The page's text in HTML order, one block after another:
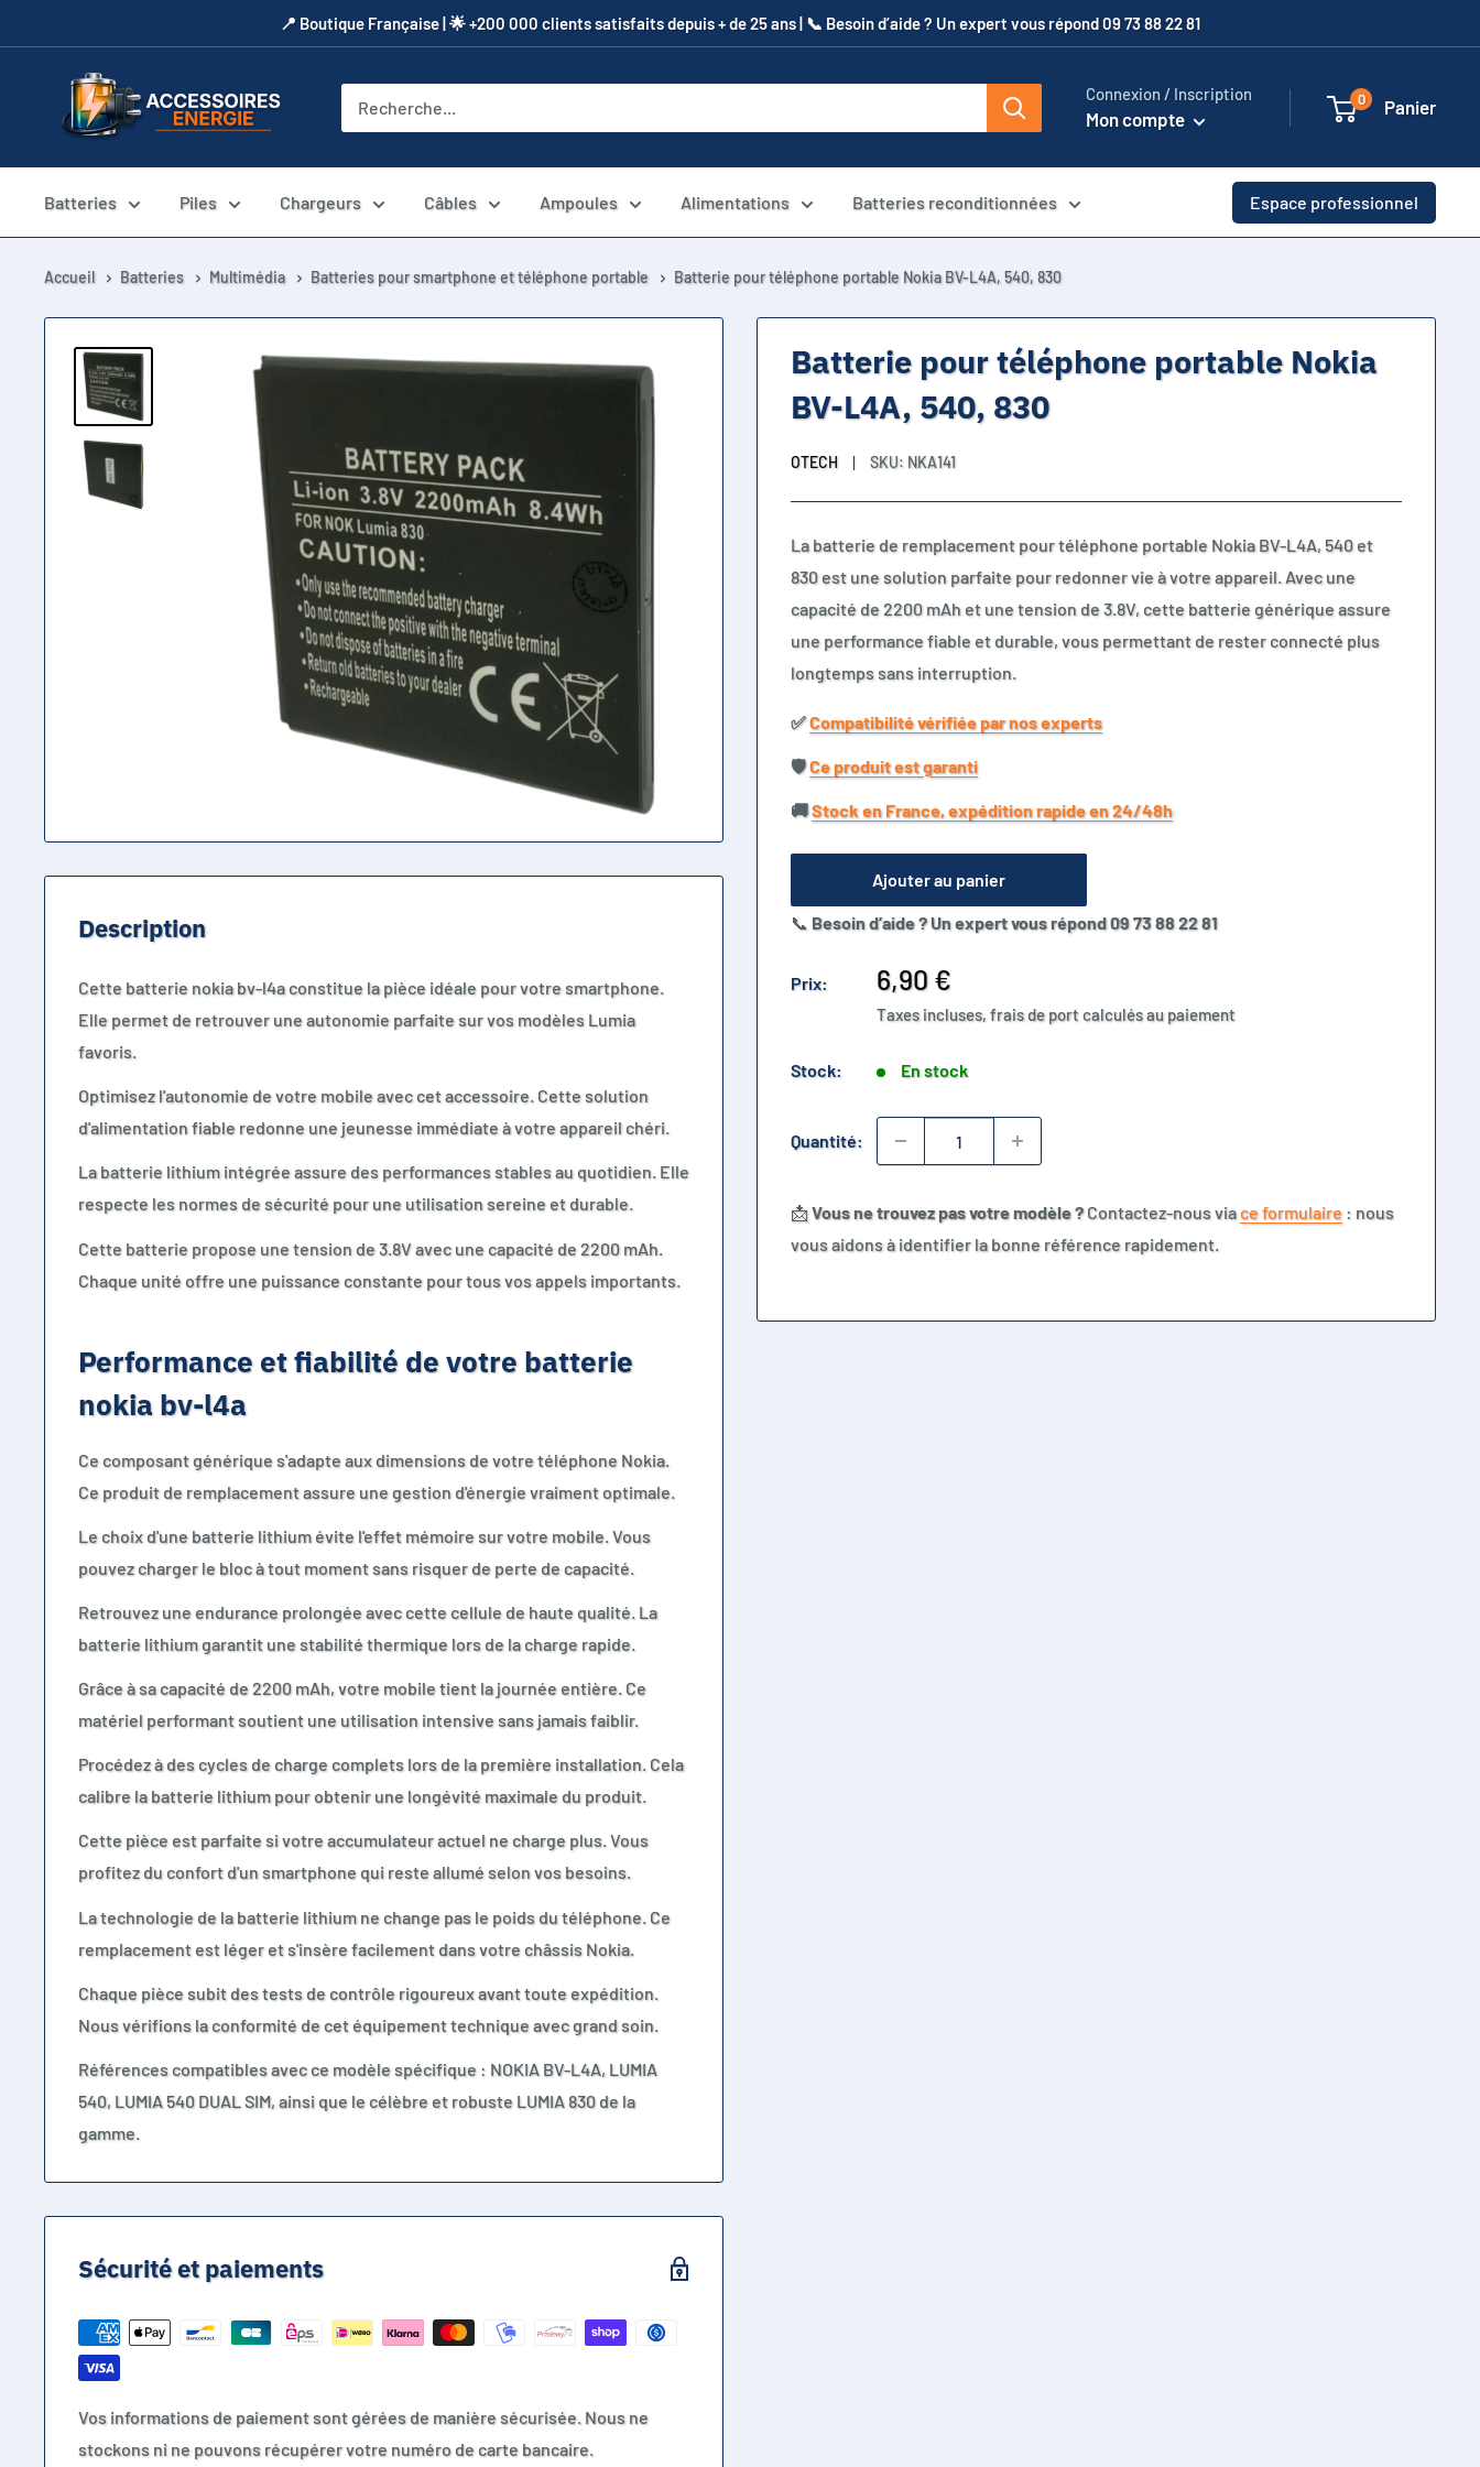
au
​📍​ Boutique Française | 🌟 +200 000 clients satisfaits depuis + de 25 ans | 📞​ Besoin d’aide ? Un expert vous répond 09 73 88 22 81
Accessoires
Energie
Connexion / Inscription
Mon compte
0 Panier
Batteries Piles Chargeurs Câbles Ampoules Alimentations Batteries reconditionnées Espace professionnel
Accueil Batteries Multimédia Batteries pour smartphone et téléphone portable Batterie pour téléphone portable Nokia BV-L4A, 540, 830
Batterie pour téléphone portable Nokia
BV-L4A, 540, 830
OTECH SKU: NKA141
La batterie de remplacement pour téléphone portable Nokia BV-L4A, 540 et
830 est une solution parfaite pour redonner vie à votre appareil. Avec une
capacité de 2200 mAh et une tension de 3.8V, cette batterie générique assure
une performance fiable et durable, vous permettant de rester connecté plus
longtemps sans interruption.
✅​Compatibilité vérifiée par nos experts
🛡️​Ce produit est garanti
🚚​Stock en France, expédition rapide en 24/48h
Ajouter au panier
📞 Besoin d’aide ? Un expert vous répond 09 73 88 22 81
Prix:
Prix
réduit
6,90 €
Taxes incluses, frais de port calculés au paiement
Stock: En stock
Quantité:
📩Vous ne trouvez pas votre modèle ?Contactez-nous viace formulaire : nous
vous aidons à identifier la bonne référence rapidement.
Description
Cette batterie nokia bv-l4a constitue la pièce idéale pour votre smartphone.
Elle permet de retrouver une autonomie parfaite sur vos modèles Lumia
favoris.
Optimisez l'autonomie de votre mobile avec cet accessoire. Cette solution
d'alimentation fiable redonne une jeunesse immédiate à votre appareil chéri.
La batterie lithium intégrée assure des performances stables au quotidien. Elle
respecte les normes de sécurité pour une utilisation sereine et durable.
Cette batterie propose une tension de 3.8V avec une capacité de 2200 mAh.
Chaque unité offre une puissance constante pour tous vos appels importants.
Performance et fiabilité de votre batterie
nokia bv-l4a
Ce composant générique s'adapte aux dimensions de votre téléphone Nokia.
Ce produit de remplacement assure une gestion d'énergie vraiment optimale.
Le choix d'une batterie lithium évite l'effet mémoire sur votre mobile. Vous
pouvez charger le bloc à tout moment sans risquer de perte de capacité.
Retrouvez une endurance prolongée avec cette cellule de haute qualité. La
batterie lithium garantit une stabilité thermique lors de la charge rapide.
Grâce à sa capacité de 2200 mAh, votre mobile tient la journée entière. Ce
matériel performant soutient une utilisation intensive sans jamais faiblir.
Procédez à des cycles de charge complets lors de la première installation. Cela
calibre la batterie lithium pour obtenir une longévité maximale du produit.
Cette pièce est parfaite si votre accumulateur actuel ne charge plus. Vous
profitez du confort d'un smartphone qui reste allumé selon vos besoins.
La technologie de la batterie lithium ne change pas le poids du téléphone. Ce
remplacement est léger et s'insère facilement dans votre châssis Nokia.
Chaque pièce subit des tests de contrôle rigoureux avant toute expédition.
Nous vérifions la conformité de cet équipement technique avec grand soin.
Références compatibles avec ce modèle spécifique : NOKIA BV-L4A, LUMIA
540, LUMIA 540 DUAL SIM, ainsi que le célèbre et robuste LUMIA 830 de la
gamme.
Sécurité et paiements
Vos informations de paiement sont gérées de manière sécurisée. Nous ne
stockons ni ne pouvons récupérer votre numéro de carte bancaire.